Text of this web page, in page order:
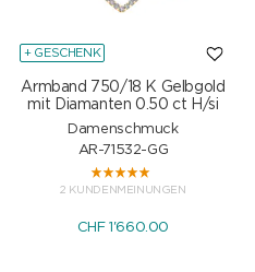
+ GESCHENK
Armband 750/18 K Gelbgold
mit Diamanten 0.50 ct H/si
Damenschmuck
AR-71532-GG
2 KUNDENMEINUNGEN
CHF 1'660.00